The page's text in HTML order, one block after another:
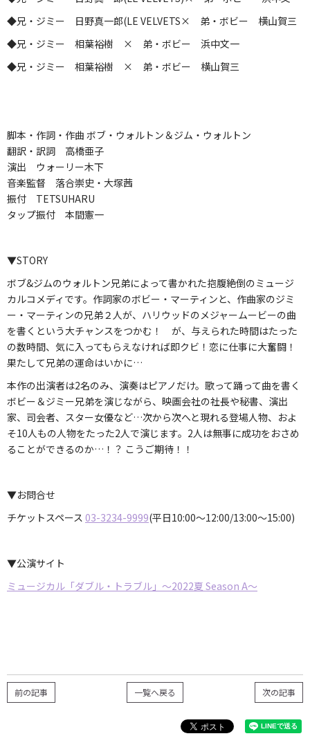
◆兄・ジミー 日野真一郎(LE VELVETS× 弟・ボビー 横山賀三
◆兄・ジミー 相葉裕樹 × 弟・ボビー 浜中文一
◆兄・ジミー 相葉裕樹 × 弟・ボビー 横山賀三
脚本・作詞・作曲 ボブ・ウォルトン＆ジム・ウォルトン
翻訳・訳詞 高橋亜子
演出 ウォーリー木下
音楽監督 落合崇史・大塚茜
振付 TETSUHARU
タップ振付 本間憲一
▼STORY
ボブ&ジムのウォルトン兄弟によって書かれた抱腹絶倒のミュージ
カルコメディです。作詞家のボビー・マーティンと、作曲家のジミ
ー・マーティンの兄弟２人が、ハリウッドのメジャームービーの曲
を書くという大チャンスをつかむ！ が、与えられた時間はたった
の数時間、気に入ってもらえなければ即クビ！恋に仕事に大奮闘！
果たして兄弟の運命はいかに…
本作の出演者は2名のみ、演奏はピアノだけ。歌って踊って曲を書く
ボビー＆ジミー兄弟を演じながら、映画会社の社長や秘書、演出
家、司会者、スター女優など…次から次へと現れる登場人物、およ
そ10人もの人物をたった2人で演じます。2人は無事に成功をおさめ
ることができるのか…！？ こうご期待！！
▼お問合せ
チケットスペース 03-3234-9999(平日10:00〜12:00/13:00〜15:00)
▼公演サイト
ミュージカル「ダブル・トラブル」～2022夏 Season A～
次の記事
一覧へ戻る
前の記事